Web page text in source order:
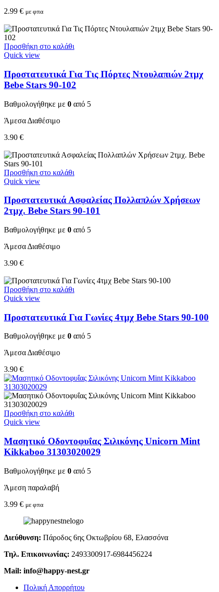
2.99 € με φπα
Προσθήκη στο καλάθι
Quick view
Προστατευτικά Για Τις Πόρτες Ντουλαπιών 2τμχ
Bebe Stars 90-102
Βαθμολογήθηκε με 0 από 5
Άμεσα Διαθέσιμο
3.90 €
Προσθήκη στο καλάθι
Quick view
Προστατευτικά Ασφαλείας Πολλαπλών Χρήσεων
2τμχ. Bebe Stars 90-101
Βαθμολογήθηκε με 0 από 5
Άμεσα Διαθέσιμο
3.90 €
Προσθήκη στο καλάθι
Quick view
Προστατευτικά Για Γωνίες 4τμχ Bebe Stars 90-100
Βαθμολογήθηκε με 0 από 5
Άμεσα Διαθέσιμο
3.90 €
Προσθήκη στο καλάθι
Quick view
Μασητικό Οδοντοφυΐας Σιλικόνης Unicorn Mint
Kikkaboo 31303020029
Βαθμολογήθηκε με 0 από 5
Άμεση παραλαβή
3.99 € με φπα
Διεύθυνση: Πάροδος 6ης Οκτωβρίου 68, Ελασσόνα
Τηλ. Επικοινωνίας: 2493300917-6984456224
Mail: info@happy-nest.gr
Πολική Απορρήτου